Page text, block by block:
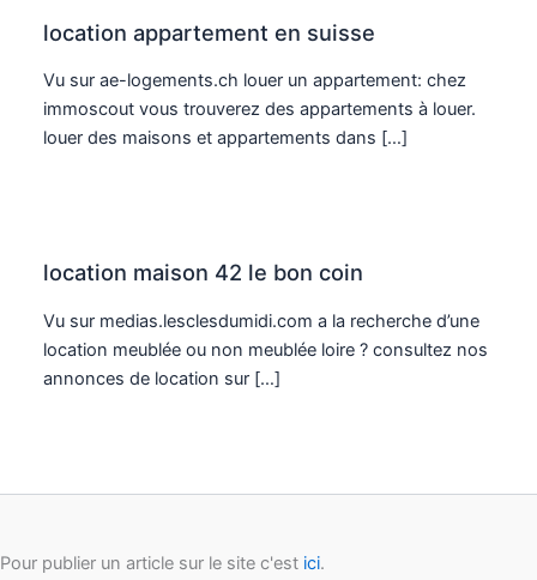
location appartement en suisse
Vu sur ae-logements.ch louer un appartement: chez
immoscout vous trouverez des appartements à louer.
louer des maisons et appartements dans […]
location maison 42 le bon coin
Vu sur medias.lesclesdumidi.com a la recherche d’une
location meublée ou non meublée loire ? consultez nos
annonces de location sur […]
Pour publier un article sur le site c'est ici.